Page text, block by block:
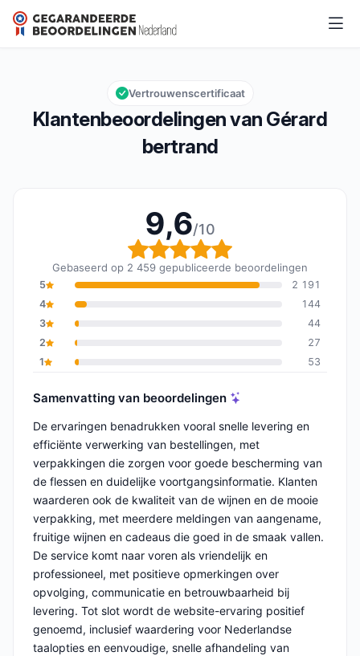
Gérard bertrand
Algemene beoordeling: 9,6 van 10
9,6/10
Klantenbeoordelingen van Gérard
bertrand
Vertrouwenscertificaat
9,6/10
Algemene beoordeling:
Gebaseerd op 2 459 gepubliceerde beoordelingen
5
2 191
4
144
3
44
2
27
1
53
Samenvatting van beoordelingen
De ervaringen benadrukken vooral snelle levering en
efficiënte verwerking van bestellingen, met
verpakkingen die zorgen voor goede bescherming van
de flessen en duidelijke voortgangsinformatie. Klanten
waarderen ook de kwaliteit van de wijnen en de mooie
verpakking, met meerdere meldingen van aangename,
fruitige wijnen en cadeaus die goed in de smaak vallen.
De service komt naar voren als vriendelijk en
professioneel, met positieve opmerkingen over
opvolging, communicatie en betrouwbaarheid bij
levering. Tot slot wordt de website-ervaring positief
genoemd, inclusief waardering voor Nederlandse
taalopties en eenvoudige, snelle afhandeling van